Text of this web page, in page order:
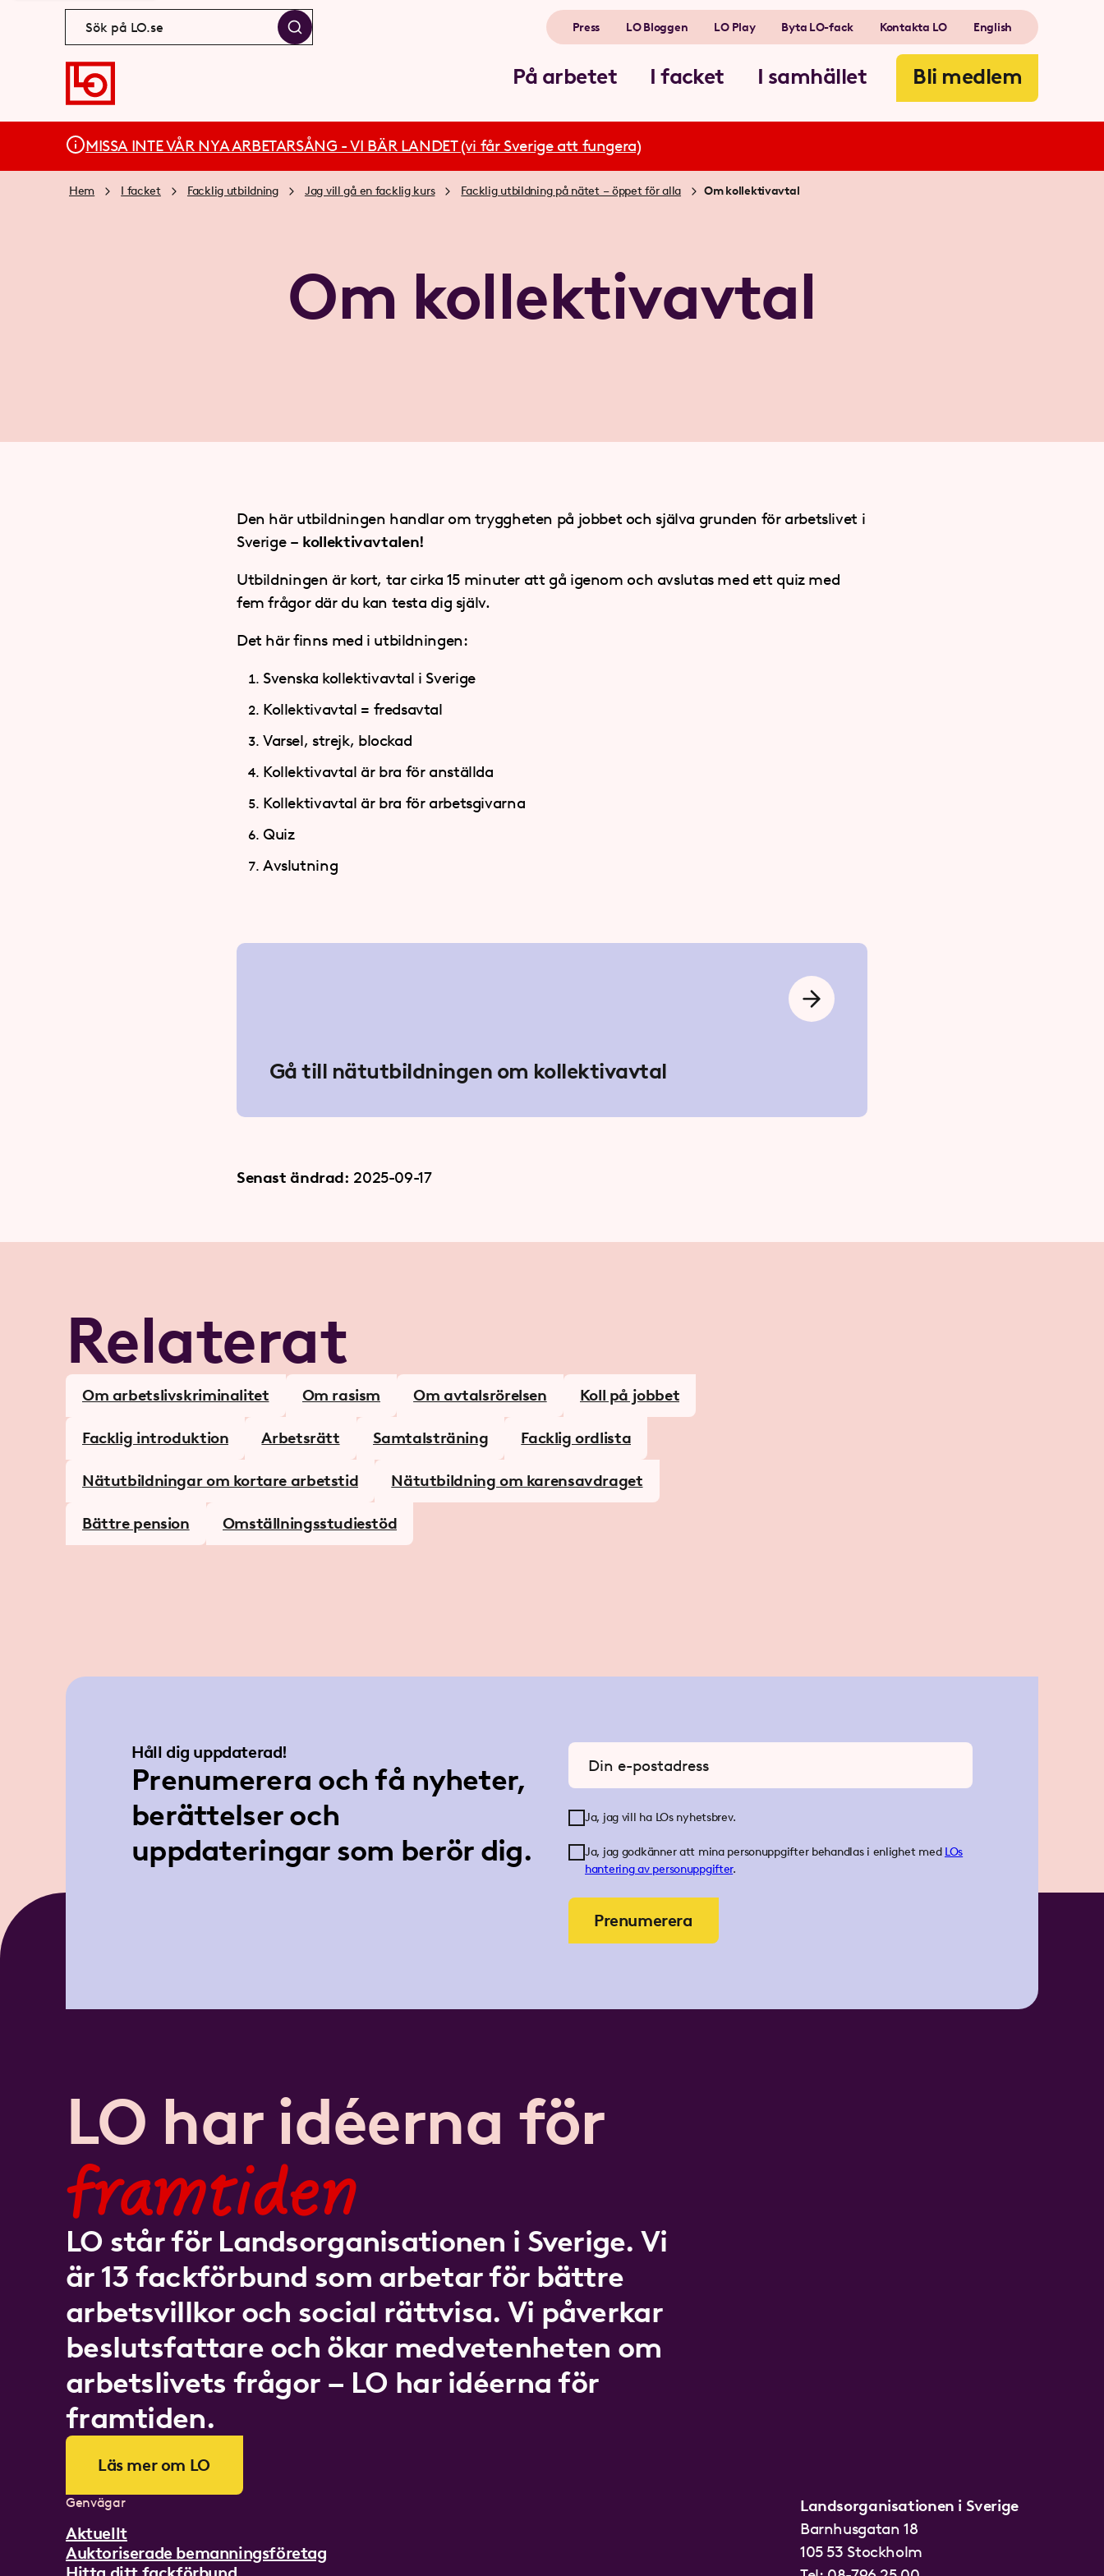
På arbetet I facket I samhället Bli medlem
Press LO Bloggen LO Play Byta LO-fack Kontakta LO English
MISSA INTE VÅR NYA ARBETARSÅNG - VI BÄR LANDET (vi får Sverige att fungera)
Hem I facket Facklig utbildning Jag vill gå en facklig kurs Facklig utbildning på nätet – öppet för alla Om kollektivavtal
Om kollektivavtal
Den här utbildningen handlar om tryggheten på jobbet och själva grunden för arbetslivet i
Sverige – kollektivavtalen!
Utbildningen är kort, tar cirka 15 minuter att gå igenom och avslutas med ett quiz med
fem frågor där du kan testa dig själv.
Det här finns med i utbildningen:
Svenska kollektivavtal i Sverige
Kollektivavtal = fredsavtal
Varsel, strejk, blockad
Kollektivavtal är bra för anställda
Kollektivavtal är bra för arbetsgivarna
Quiz
Avslutning
Gå till nätutbildningen om kollektivavtal
Senast ändrad: 2025-09-17
Relaterat
Om arbetslivskriminalitet Om rasism Om avtalsrörelsen Koll på jobbet
Facklig introduktion Arbetsrätt Samtalsträning Facklig ordlista
Nätutbildningar om kortare arbetstid Nätutbildning om karensavdraget
Bättre pension Omställningsstudiestöd
Håll dig uppdaterad!
Prenumerera och få nyheter,
berättelser och
uppdateringar som berör dig.
Ange din e-postadress
Ja, jag vill ha LOs nyhetsbrev.
Ja, jag godkänner att mina personuppgifter behandlas i enlighet med LOs
hantering av personuppgifter.
Prenumerera
LO har idéerna för
framtiden
LO står för Landsorganisationen i Sverige. Vi
är 13 fackförbund som arbetar för bättre
arbetsvillkor och social rättvisa. Vi påverkar
beslutsfattare och ökar medvetenheten om
arbetslivets frågor – LO har idéerna för
framtiden.
Läs mer om LO
Genvägar
Aktuellt
Auktoriserade bemanningsföretag
Landsorganisationen i Sverige
Barnhusgatan 18
105 53 Stockholm